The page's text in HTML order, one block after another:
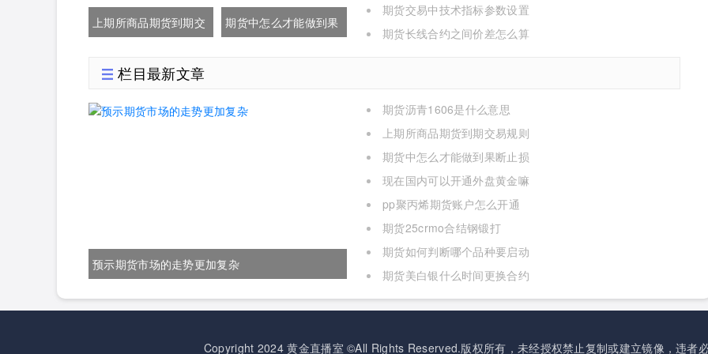
上期所商品期货到期交
期货中怎么才能做到果
期货交易中技术指标参数设置
期货长线合约之间价差怎么算
栏目最新文章
预示期货市场的走势更加复杂
期货沥青1606是什么意思
上期所商品期货到期交易规则
期货中怎么才能做到果断止损
现在国内可以开通外盘黄金嘛
pp聚丙烯期货账户怎么开通
期货25crmo合结钢锻打
期货如何判断哪个品种要启动
期货美白银什么时间更换合约
Copyright 2024黄金直播室 ©All Rights Reserved.版权所有，未经授权禁止复制或建立镜像，违者